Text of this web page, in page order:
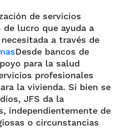
de servicios
lucro que ayuda a
a través de
Desde bancos de
para la salud
profesionales
la vivienda. Si bien se
JFS da la
independientemente de
o circunstancias